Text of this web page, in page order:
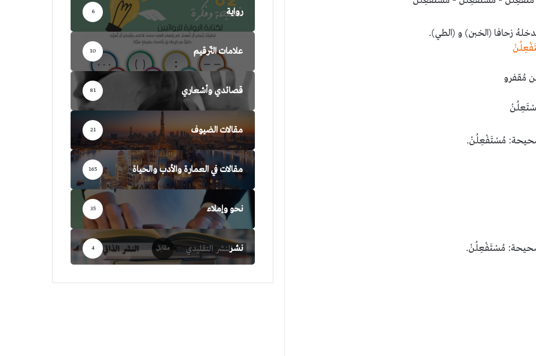
زحافا (الخبن) و (الطي).
مُقفرو
صحيحة: مُسْتَفْعِلُنْ.
صحيحة: مُسْتَفْعِلُنْ.
رواية 6
علامات التّرقيم 10
قصائدي وأشعاري 81
مقالات الضيوف 21
مقالات في العمارة والأدب والحياة 165
نحو وإملاء 35
نشر 4